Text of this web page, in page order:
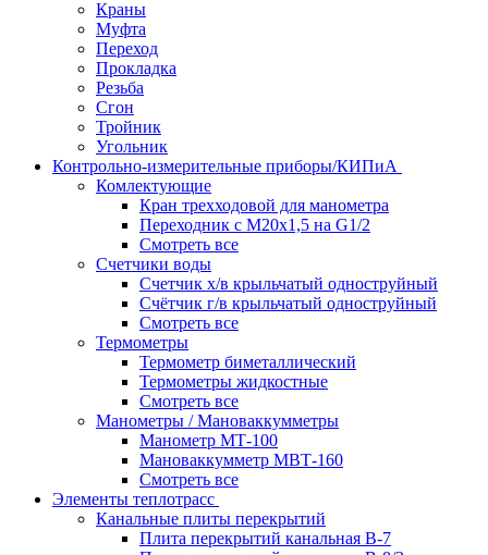
Краны
Муфта
Переход
Прокладка
Резьба
Сгон
Тройник
Угольник
Контрольно-измерительные приборы/КИПиА
Комлектующие
Кран трехходовой для манометра
Переходник с М20х1,5 на G1/2
Смотреть все
Счетчики воды
Счетчик х/в крыльчатый одноструйный
Счётчик г/в крыльчатый одноструйный
Смотреть все
Термометры
Термометр биметаллический
Термометры жидкостные
Смотреть все
Манометры / Мановаккумметры
Манометр МТ-100
Мановаккумметр МВТ-160
Смотреть все
Элементы теплотрасс
Канальные плиты перекрытий
Плита перекрытий канальная В-7